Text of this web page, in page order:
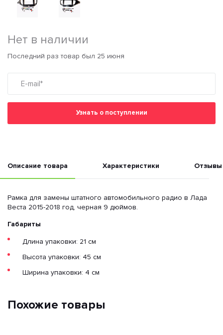
Нет в наличии
Последний раз товар был 25 июня
Узнать о поступлении
Описание товара Характеристики Отзывы
Рамка для замены штатного автомобильного радио в Лада
Веста 2015-2018 год, черная 9 дюймов.
Габариты
Длина упаковки: 21 см
Высота упаковки: 45 см
Ширина упаковки: 4 см
Похожие товары